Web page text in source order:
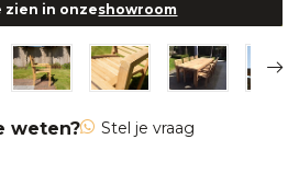
zien in onzeshowroom
weten? Stel je vraag